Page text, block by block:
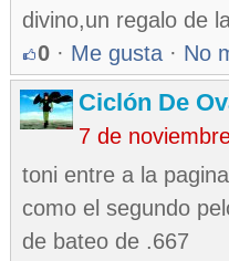
divino,un regalo de
0 · Me gusta · No
Ciclón De
7 de
toni entre a la
como el segundo
de bateo de .667